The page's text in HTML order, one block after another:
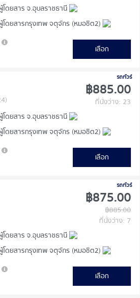
ดยสาร จ.อุบลราชธานี
ดยสารกรุงเทพ จตุจักร (หมอชิต2)
เลือก
รถทัวร์
฿885.00
ที่นั่งว่าง: 23
ดยสาร จ.อุบลราชธานี
ดยสารกรุงเทพ จตุจักร (หมอชิต2)
เลือก
รถทัวร์
฿875.00
฿885.00
ที่นั่งว่าง: 7
ดยสาร จ.อุบลราชธานี
ดยสารกรุงเทพ จตุจักร (หมอชิต2)
เลือก